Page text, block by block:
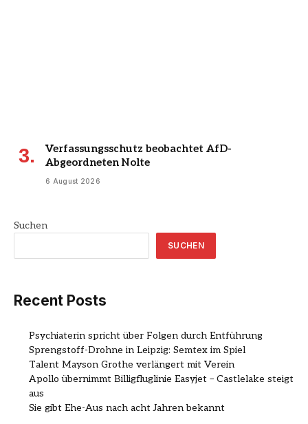
Verfassungsschutz beobachtet AfD-
Abgeordneten Nolte
6 August 2026
Suchen
SUCHEN
Recent Posts
Psychiaterin spricht über Folgen durch Entführung
Sprengstoff-Drohne in Leipzig: Semtex im Spiel
Talent Mayson Grothe verlängert mit Verein
Apollo übernimmt Billigfluglinie Easyjet – Castlelake steigt
aus
Sie gibt Ehe-Aus nach acht Jahren bekannt